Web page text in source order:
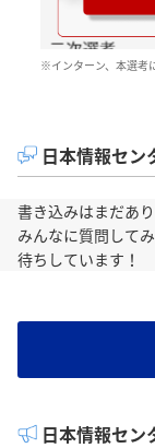
※インターン、本選考
日本情報セン
書き込みはまだあり
みんなに質問して
待ちしています！
日本情報セン